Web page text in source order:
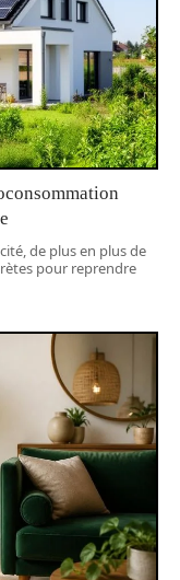
de plus en plus de
pour reprendre